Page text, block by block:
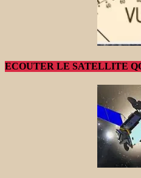
ECOUTER LE SATELLITE